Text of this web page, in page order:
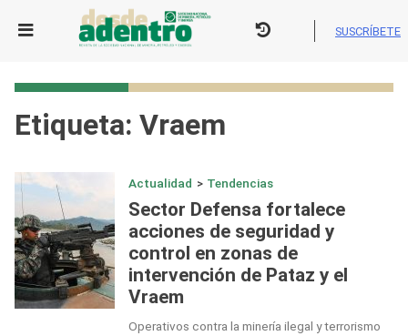
SUSCRÍBETE
Etiqueta: Vraem
Actualidad > Tendencias
Sector Defensa fortalece
acciones de seguridad y
control en zonas de
intervención de Pataz y el
Vraem
Operativos contra la minería ilegal y terrorismo